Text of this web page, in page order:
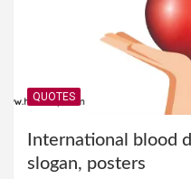
QUOTES
International blood
slogan, posters